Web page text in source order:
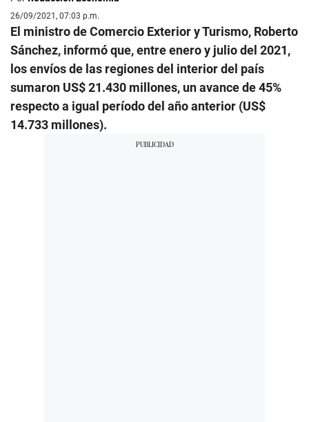
26/09/2021, 07:03 p.m.
El ministro de Comercio Exterior y Turismo, Roberto
Sánchez, informó que, entre enero y julio del 2021,
los envíos de las regiones del interior del país
sumaron US$ 21.430 millones, un avance de 45%
respecto a igual período del año anterior (US$
14.733 millones).